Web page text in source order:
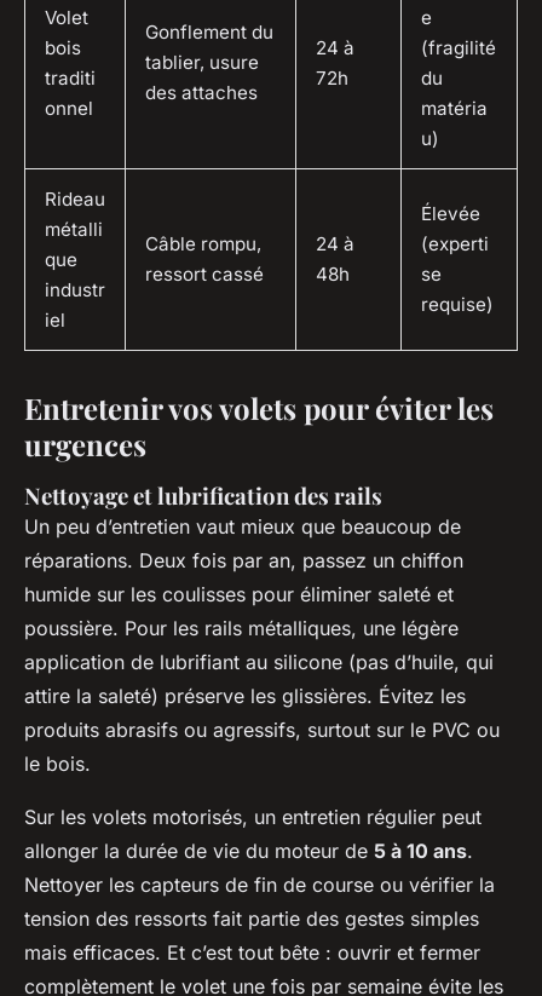
Volet
bois
traditi
onnel
Gonflement du
tablier, usure
des attaches
24 à
72h
e
(fragilité
du
matéria
u)
Rideau
métalli
que
industr
iel
Câble rompu,
ressort cassé
24 à
48h
Élevée
(experti
se
requise)
Entretenir vos volets pour éviter les
urgences
Nettoyage et lubrification des rails
Un peu d’entretien vaut mieux que beaucoup de
réparations. Deux fois par an, passez un chiffon
humide sur les coulisses pour éliminer saleté et
poussière. Pour les rails métalliques, une légère
application de lubrifiant au silicone (pas d’huile, qui
attire la saleté) préserve les glissières. Évitez les
produits abrasifs ou agressifs, surtout sur le PVC ou
le bois.
Sur les volets motorisés, un entretien régulier peut
allonger la durée de vie du moteur de 5 à 10 ans.
Nettoyer les capteurs de fin de course ou vérifier la
tension des ressorts fait partie des gestes simples
mais efficaces. Et c’est tout bête : ouvrir et fermer
complètement le volet une fois par semaine évite les